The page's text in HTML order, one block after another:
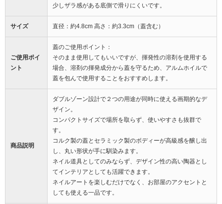
少しザラ感がある底側で滑りにくいです。
サイズ 直径：約4.8cm 高さ：約3.3cm（蓋含む）
ご使用ポイ
ント
蓋のご使用ポイント：
そのまま使用してもいいですが、揮発性の溶剤を使用する
場合、溶剤の揮発成分から蓋を守るため、アルムホイルで
蓋を包んで使用することをおすすめします。
商品説明
ダブルゾーン設計で２つの用途が同時に使える画期的なデ
ザイン。
コンパクトサイズで場所を取らず、使いやすさも抜群で
す。
コルク製の蓋とセラミック製のボディーが高級感を醸し出
し、丸い形状が手に馴染みます。
ネイル道具としてのみならず、デザイン性の高い陶器とし
てインテリアとしても活躍できます。
ネイルアートを楽しむだけでなく、お部屋のアクセントと
しても使える一品です。